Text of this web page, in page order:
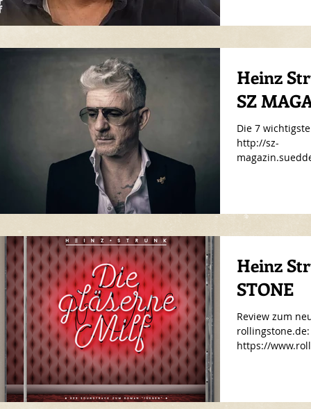
Heinz
SZ
Die 7
http://sz-
Heinz
STONE
Review zum
rollingstone.de:
https://